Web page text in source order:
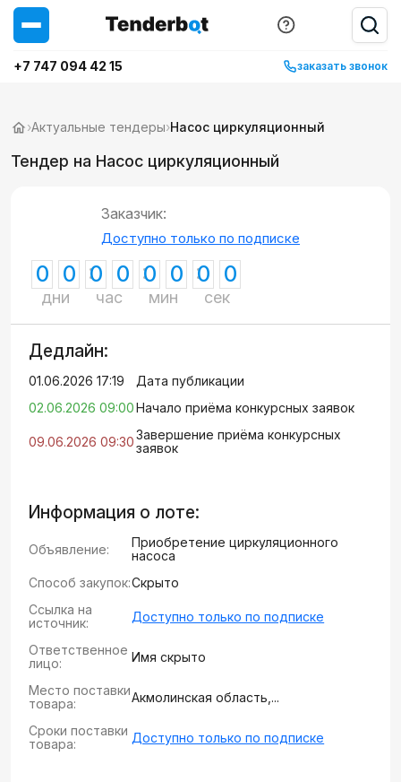
+7 747 094 42 15 заказать звонок
›Актуальные тендеры›Насос циркуляционный
Тендер на Насос циркуляционный
Заказчик:
Доступно только по подписке
0 0
дни
0 0
час
0 0
мин
0 0
сек
Дедлайн:
01.06.2026 17:19
Дата публикации
02.06.2026 09:00Начало приёма конкурсных заявок
09.06.2026 09:30Завершение приёма конкурсных
заявок
Информация о лоте:
Объявление:
Приобретение циркуляционного
насоса
Способ закупок:Скрыто
Ссылка на
источник:
Доступно только по подписке
Ответственное
лицо:
Имя скрыто
Место поставки
товара:
Акмолинская область,...
Сроки поставки
товара:
Доступно только по подписке